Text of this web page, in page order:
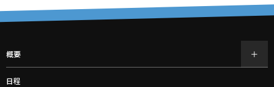
概要
日程